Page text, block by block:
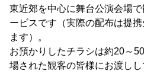
東近郊を中心に舞台公演会場
ービスです（実際の配布は提
ます）。
お預かりしたチラシは約20～
場された観客の皆様にお渡し